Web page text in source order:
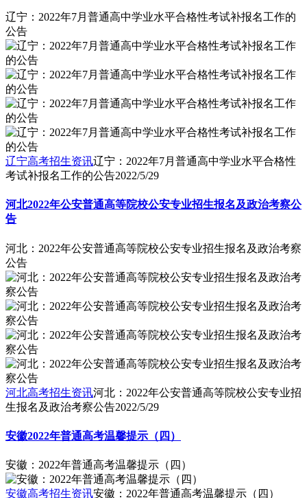
辽宁：2022年7月普通高中学业水平合格性考试补报名工作的
公告
辽宁高考招生资讯辽宁：2022年7月普通高中学业水平合格性
考试补报名工作的公告2022/5/29
河北2022年公安普通高等院校公安专业招生报名及政治考察公
告
河北：2022年公安普通高等院校公安专业招生报名及政治考察
公告
河北高考招生资讯河北：2022年公安普通高等院校公安专业招
生报名及政治考察公告2022/5/29
安徽2022年普通高考温馨提示（四）
安徽：2022年普通高考温馨提示（四）
安徽高考招生资讯安徽：2022年普通高考温馨提示（四）